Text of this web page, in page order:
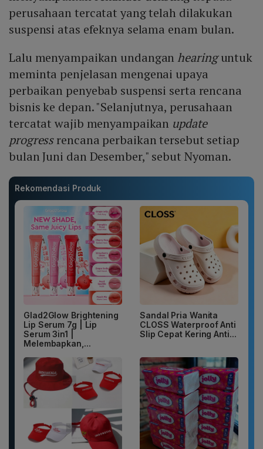
perusahaan tercatat yang telah dilakukan
suspensi atas efeknya selama enam bulan.
Lalu menyampaikan undanganhearinguntuk
meminta penjelasan mengenai upaya
perbaikan penyebab suspensi serta rencana
bisnis ke depan. "Selanjutnya, perusahaan
tercatat wajib menyampaikan update
progressrencana perbaikan tersebut setiap
bulan Juni dan Desember," sebut Nyoman.
Rekomendasi Produk
Glad2Glow Brightening
Lip Serum 7g | Lip
Serum 3in1 |
Melembapkan,...
Sandal Pria Wanita
CLOSS Waterproof Anti
Slip Cepat Kering Anti...